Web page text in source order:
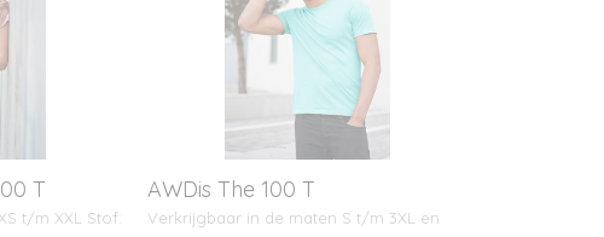
T
t/m XXL Stof:
AWDis The 100 T
Verkrijgbaar in de maten S t/m 3XL en